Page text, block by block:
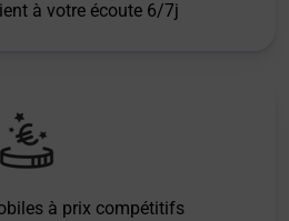
à votre écoute 6/7j
à prix compétitifs